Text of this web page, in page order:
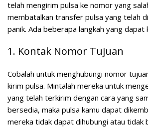
telah mengirim pulsa ke nomor yang
membatalkan transfer pulsa yang telah
panik. Ada beberapa langkah yang dapat
1. Kontak Nomor Tujuan
Cobalah untuk menghubungi nomor
kirim pulsa. Mintalah mereka untuk
yang telah terkirim dengan cara yang
bersedia, maka pulsa kamu dapat
mereka tidak dapat dihubungi atau tidak